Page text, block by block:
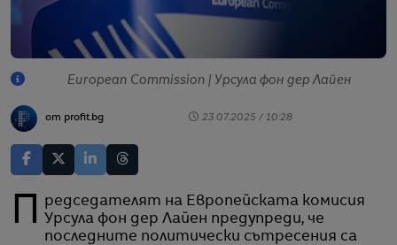
European Commission | Урсула фон дер Лайен
от profit.bg 23.07.2025 / 10:28
Председателят на Европейската комисия
Урсула фон дер Лайен предупреди, че
последните политически сътресения са